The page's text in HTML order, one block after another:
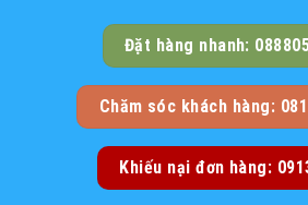
Đặt hàng nhanh:
Chăm sóc khách hàng:
Khiếu nại đơn hàng: